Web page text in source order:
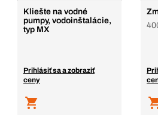
Kliešte na vodné
pumpy, vodoinštalácie,
typ MX
Prihlásiť sa a zobraziť
ceny